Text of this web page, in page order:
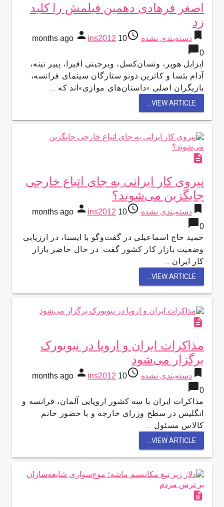
اصغر فرهادی دهمین فیلمش را کلید
زد
bookmark دسته‌بندی نشده access_time
10 months ago
person ins2012
chat_bubble0
ایزابل هوپر، ونسان‌کسل، ویرجینی افیرا، پییر نینه،
آدام بئسا و کاترین دونو ستارگان سینمای فرانسه،
بازیگران اصلی «داستان‌های موازی»‌اند که …
VIEW ARTICLE...
description
نیروی کار ایرانی به جای اتباع خارجی
جایگزین می‌شوند؟
bookmark دسته‌بندی نشده access_time
10 months ago
person ins2012
chat_bubble0
حمید حاج اسماعیلی در گفت‌وگو با ایسنا، در ارزیابی
وضعیت بازار کار کشور گفت: در حال حاضر بازار
کار ایران …
VIEW ARTICLE...
description
مذاکرات ایران و اروپا در نیویورک
برگزار می‌شود
bookmark دسته‌بندی نشده access_time
10 months ago
person ins2012
chat_bubble0
مذاکرات ایران با سه کشور اروپایی آلمان، فرانسه و
انگلیس در سطح وزرای خارجه و با حضور خانم
کالاس مسئول …
VIEW ARTICLE...
description